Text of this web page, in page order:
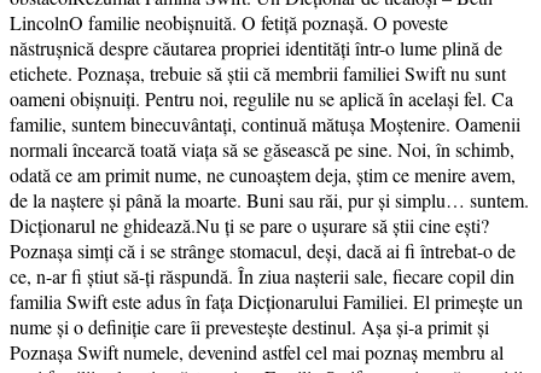
LincolnO familie neobișnuită. O fetiță poznașă. O poveste
năstrușnică despre căutarea propriei identități într-o lume plină de
etichete. Poznașa, trebuie să știi că membrii familiei Swift nu sunt
oameni obișnuiți. Pentru noi, regulile nu se aplică în același fel. Ca
familie, suntem binecuvântați, continuă mătușa Moștenire. Oamenii
normali încearcă toată viața să se găsească pe sine. Noi, în schimb,
odată ce am primit nume, ne cunoaștem deja, știm ce menire avem,
de la naștere și până la moarte. Buni sau răi, pur și simplu… suntem.
Dicționarul ne ghidează.Nu ți se pare o ușurare să știi cine ești?
Poznașa simți că i se strânge stomacul, deși, dacă ai fi întrebat-o de
ce, n-ar fi știut să-ți răspundă. În ziua nașterii sale, fiecare copil din
familia Swift este adus în fața Dicționarului Familiei. El primește un
nume și o definiție care îi prevestește destinul. Așa și-a primit și
Poznașa Swift numele, devenind astfel cel mai poznaș membru al